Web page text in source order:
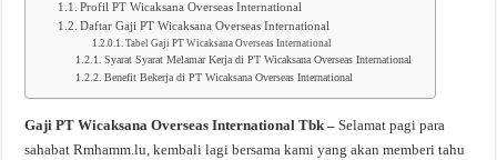
Profil PT Wicaksana Overseas International
Daftar Gaji PT Wicaksana Overseas International
Tabel Gaji PT Wicaksana Overseas International
Syarat Syarat Melamar Kerja di PT Wicaksana Overseas International
Benefit Bekerja di PT Wicaksana Overseas International
Gaji PT Wicaksana Overseas International Tbk –Selamat pagi para
sahabat Rmhamm.lu, kembali lagi bersama kami yang akan memberi tahu